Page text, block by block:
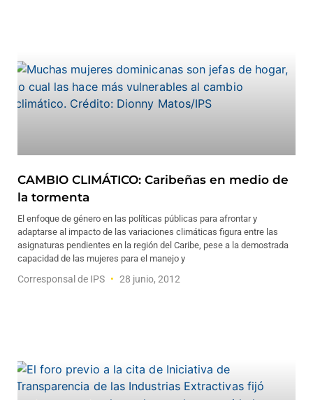
CAMBIO CLIMÁTICO: Caribeñas en medio de
la tormenta
El enfoque de género en las políticas públicas para afrontar y
adaptarse al impacto de las variaciones climáticas figura entre las
asignaturas pendientes en la región del Caribe, pese a la demostrada
capacidad de las mujeres para el manejo y
Corresponsal de IPS 28 junio, 2012